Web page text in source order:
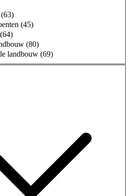
Paddenstoelen (63)
Vollegrondsgroenten (45)
Glastuinbouw (64)
Biologische landbouw (80)
Multifunctionele landbouw (69)